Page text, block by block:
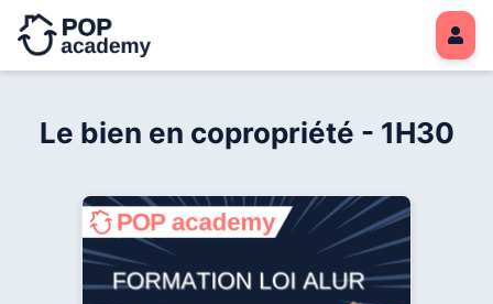
Le bien en copropriété - 1H30